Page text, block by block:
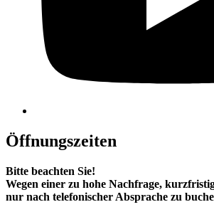
Öffnungszeiten
Bitte beachten Sie!
Wegen einer zu hohe Nachfrage,
nur nach telefonischer Absprache zu